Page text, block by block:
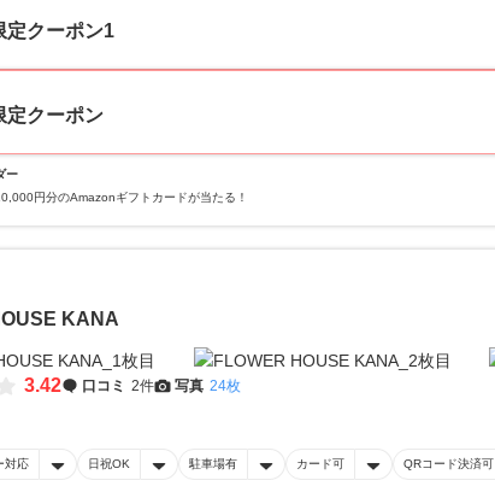
定クーポン1
定クーポン
ー
円分のAmazonギフトカードが当たる！
KANA
3.42 口コミ 2件 写真 24枚
対応 日祝OK 駐車場有 カード可 QRコード決済可